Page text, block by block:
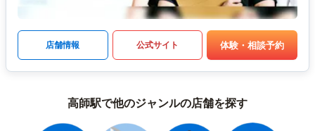
店舗情報 公式サイト 体験・相談予約
高師駅で他のジャンルの店舗を探す